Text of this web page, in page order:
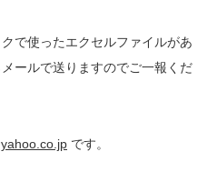
で使ったエクセルファイルがあ
ールで送りますのでご一報くだ
です。